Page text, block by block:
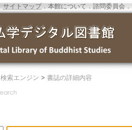
サイトマップ．本館について ． 諮問委員会 ．
検索エンジン > 書誌の詳細内容